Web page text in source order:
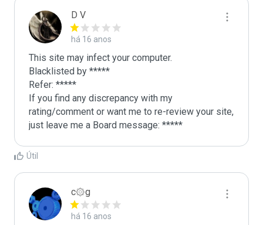
D V
há 16 anos
This site may infect your computer.
Blacklisted by *****
Refer: *****
If you find any discrepancy with my
rating/comment or want me to re-review your site,
just leave me a Board message: *****
Útil
c۞g
há 16 anos